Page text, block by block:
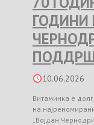
ГОДИНИ
10.06.2026
Витаминка е
на
„Војдан